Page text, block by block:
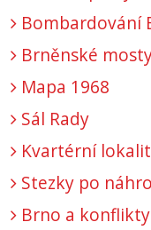
Bombardování
Brněnské
Mapa 1968
Sál Rady
Kvartérní
Stezky po
Brno a konflikty